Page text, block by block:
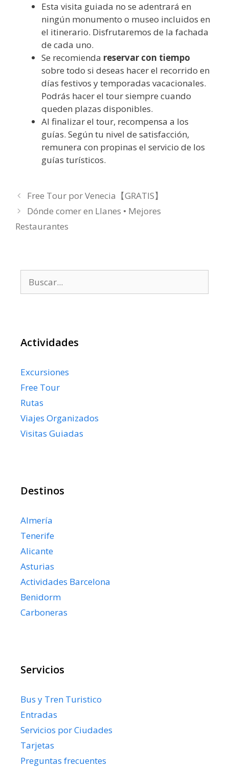
Esta visita guiada no se adentrará en
ningún monumento o museo incluidos en
el itinerario. Disfrutaremos de la fachada
de cada uno.
Se recomienda reservar con tiempo
sobre todo si deseas hacer el recorrido en
días festivos y temporadas vacacionales.
Podrás hacer el tour siempre cuando
queden plazas disponibles.
Al finalizar el tour, recompensa a los
guías. Según tu nivel de satisfacción,
remunera con propinas el servicio de los
guías turísticos.
Free Tour por Venecia【GRATIS】
Dónde comer en Llanes • Mejores
Restaurantes
Actividades
Excursiones
Free Tour
Rutas
Viajes Organizados
Visitas Guiadas
Destinos
Almería
Tenerife
Alicante
Asturias
Actividades Barcelona
Benidorm
Carboneras
Servicios
Bus y Tren Turistico
Entradas
Servicios por Ciudades
Tarjetas
Preguntas frecuentes